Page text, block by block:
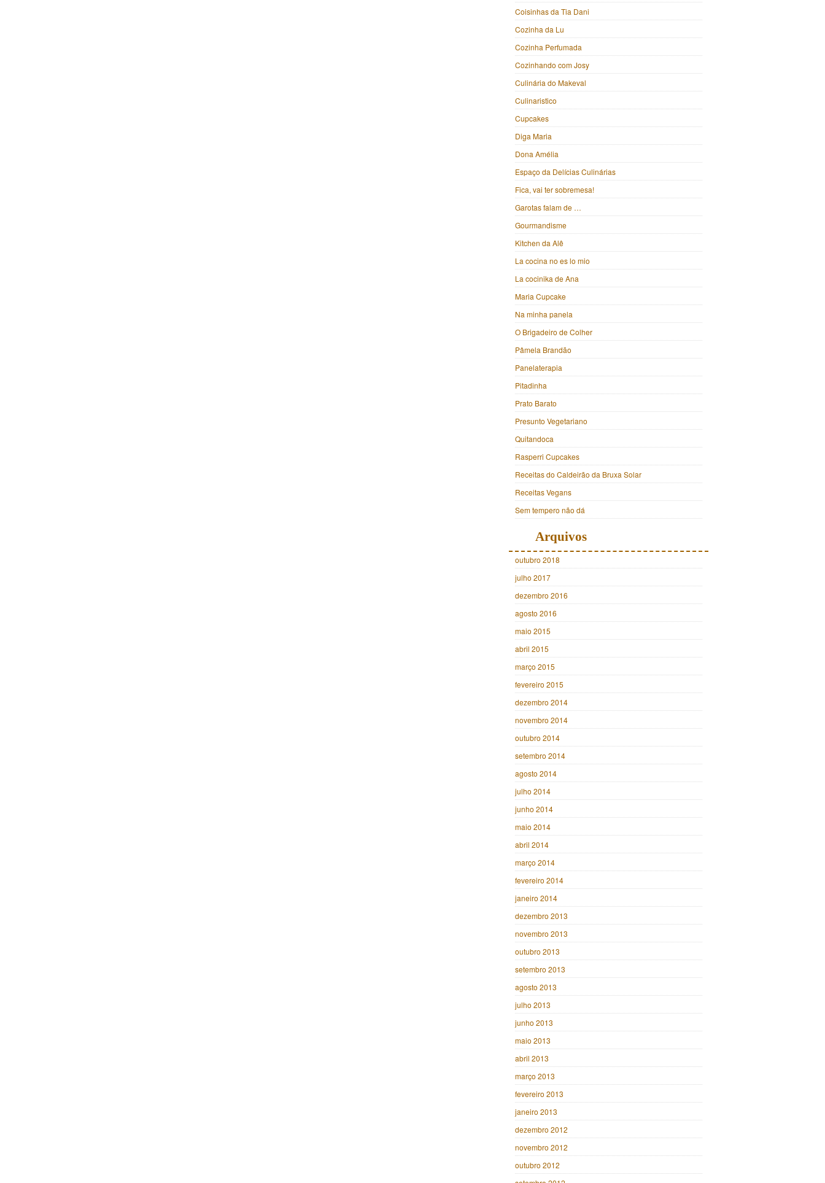
Coisinhas da Tia Dani
Cozinha da Lu
Cozinha Perfumada
Cozinhando com Josy
Culinária do Makeval
Culinaristico
Cupcakes
Diga Maria
Dona Amélia
Espaço da Delícias Culinárias
Fica, vai ter sobremesa!
Garotas falam de …
Gourmandisme
Kitchen da Alê
La cocina no es lo mio
La cocinika de Ana
Maria Cupcake
Na minha panela
O Brigadeiro de Colher
Pâmela Brandão
Panelaterapia
Pitadinha
Prato Barato
Presunto Vegetariano
Quitandoca
Rasperri Cupcakes
Receitas do Caldeirão da Bruxa Solar
Receitas Vegans
Sem tempero não dá
Arquivos
outubro 2018
julho 2017
dezembro 2016
agosto 2016
maio 2015
abril 2015
março 2015
fevereiro 2015
dezembro 2014
novembro 2014
outubro 2014
setembro 2014
agosto 2014
julho 2014
junho 2014
maio 2014
abril 2014
março 2014
fevereiro 2014
janeiro 2014
dezembro 2013
novembro 2013
outubro 2013
setembro 2013
agosto 2013
julho 2013
junho 2013
maio 2013
abril 2013
março 2013
fevereiro 2013
janeiro 2013
dezembro 2012
novembro 2012
outubro 2012